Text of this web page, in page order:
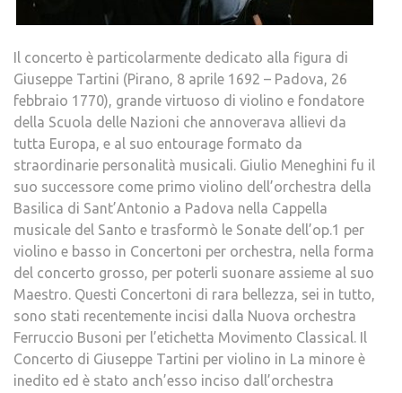
Il concerto è particolarmente dedicato alla figura di
Giuseppe Tartini (Pirano, 8 aprile 1692 – Padova, 26
febbraio 1770), grande virtuoso di violino e fondatore
della Scuola delle Nazioni che annoverava allievi da
tutta Europa, e al suo entourage formato da
straordinarie personalità musicali. Giulio Meneghini fu il
suo successore come primo violino dell’orchestra della
Basilica di Sant’Antonio a Padova nella Cappella
musicale del Santo e trasformò le Sonate dell’op.1 per
violino e basso in Concertoni per orchestra, nella forma
del concerto grosso, per poterli suonare assieme al suo
Maestro. Questi Concertoni di rara bellezza, sei in tutto,
sono stati recentemente incisi dalla Nuova orchestra
Ferruccio Busoni per l’etichetta Movimento Classical. Il
Concerto di Giuseppe Tartini per violino in La minore è
inedito ed è stato anch’esso inciso dall’orchestra